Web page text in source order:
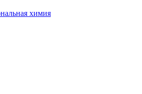
химия